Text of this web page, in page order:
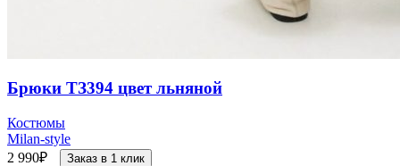
Брюки ТЗ394 цвет льняной
Костюмы
Milan-style
2 990₽ Заказ в 1 клик